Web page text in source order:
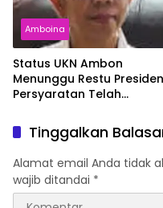
Amboina
Status UKN Ambon
Menunggu Restu
Persyaratan Telah
Tinggalkan
Alamat email Anda tidak
wajib ditandai *